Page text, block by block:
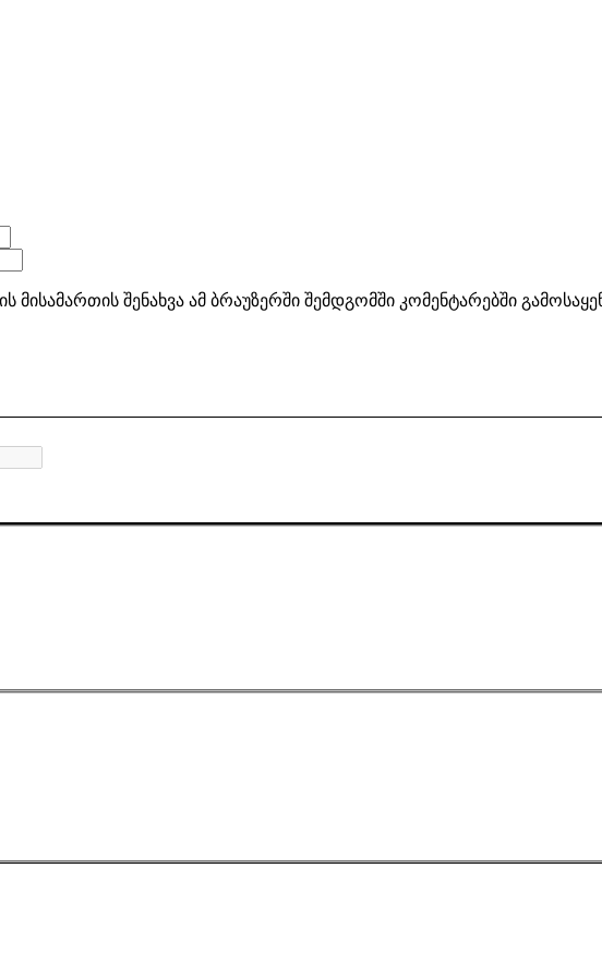
მისამართის შენახვა ამ ბრაუზერში შემდგომში კომენტარებში